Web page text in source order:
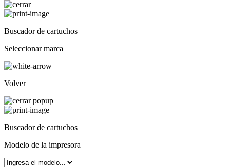
Buscador de cartuchos
Seleccionar marca
Volver
Buscador de cartuchos
Modelo de la impresora